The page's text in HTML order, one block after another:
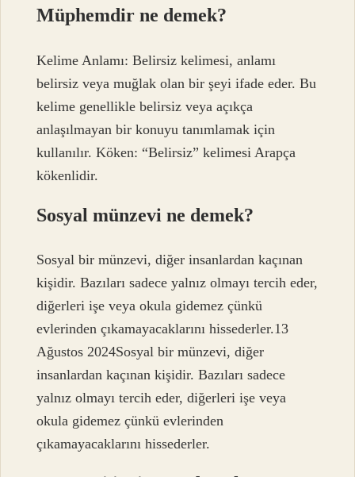
Müphemdir ne demek?
Kelime Anlamı: Belirsiz kelimesi, anlamı
belirsiz veya muğlak olan bir şeyi ifade eder. Bu
kelime genellikle belirsiz veya açıkça
anlaşılmayan bir konuyu tanımlamak için
kullanılır. Köken: “Belirsiz” kelimesi Arapça
kökenlidir.
Sosyal münzevi ne demek?
Sosyal bir münzevi, diğer insanlardan kaçınan
kişidir. Bazıları sadece yalnız olmayı tercih eder,
diğerleri işe veya okula gidemez çünkü
evlerinden çıkamayacaklarını hissederler.13
Ağustos 2024Sosyal bir münzevi, diğer
insanlardan kaçınan kişidir. Bazıları sadece
yalnız olmayı tercih eder, diğerleri işe veya
okula gidemez çünkü evlerinden
çıkamayacaklarını hissederler.